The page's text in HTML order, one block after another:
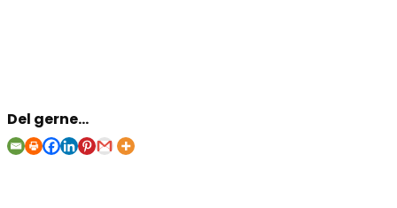
Del gerne...